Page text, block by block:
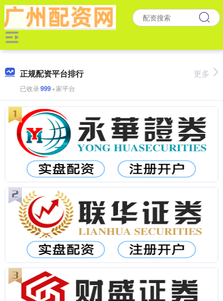
正规配资平台排行
已收录999+家平台
更多